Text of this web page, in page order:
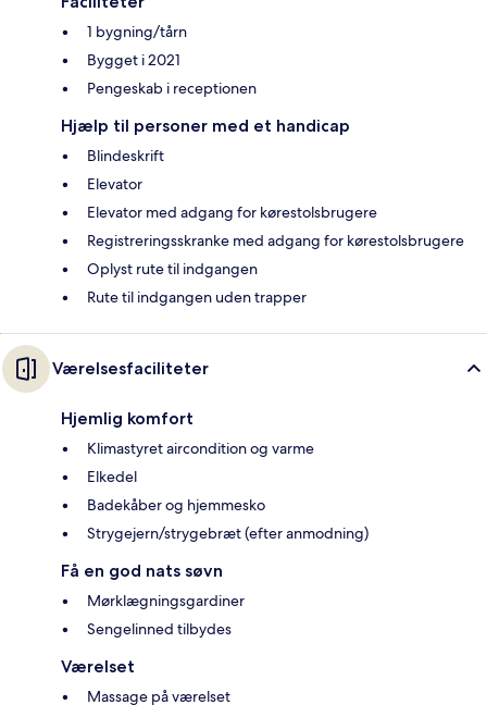
1 bygning/tårn
Bygget i 2021
Pengeskab i receptionen
Hjælp til personer med et handicap
Blindeskrift
Elevator
Elevator med adgang for kørestolsbrugere
Registreringsskranke med adgang for kørestolsbrugere
Oplyst rute til indgangen
Rute til indgangen uden trapper
Værelsesfaciliteter
Hjemlig komfort
Klimastyret aircondition og varme
Elkedel
Badekåber og hjemmesko
Strygejern/strygebræt (efter anmodning)
Få en god nats søvn
Mørklægningsgardiner
Sengelinned tilbydes
Værelset
Massage på værelset